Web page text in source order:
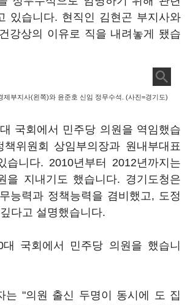
있습니다. 현직인 김현곤 부지사와
강상의 이유로 직을 내려놓게 됐습
제부지사(왼쪽)와 윤준호 신임 정무수석. (사진=경기도)
국회에서 민주당 의원을 역임했습
위원회 상임부의장과 원내부대표
습니다. 2010년부터 2012년까지는
을 지내기도 했습니다. 경기도청은
능력과 정책능력을 겸비했고, 도정
다고 설명했습니다.
국회에서 민주당 의원을 했습니
는 "의원 출신 두명이 동시에 도 집